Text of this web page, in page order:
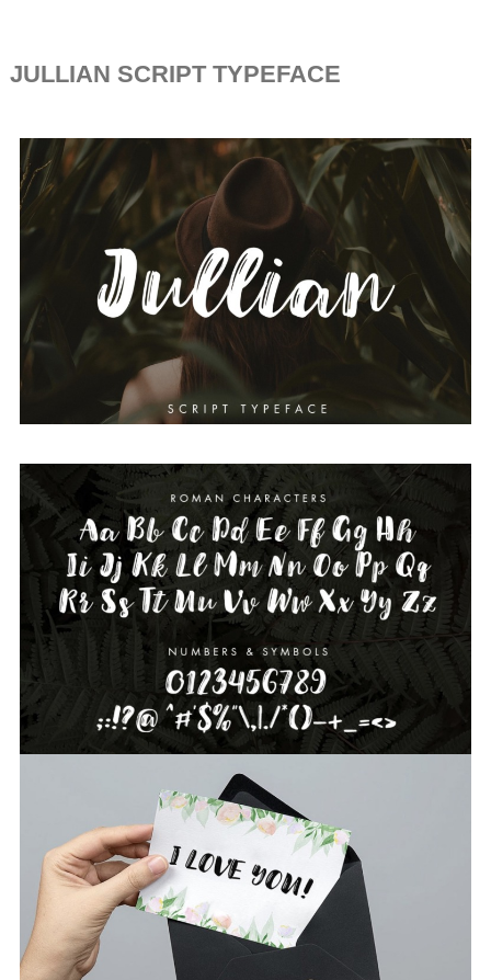
JULLIAN SCRIPT TYPEFACE